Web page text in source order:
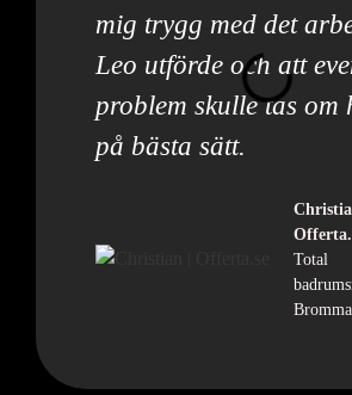
mig trygg med det
Leo utförde och att
problem skulle tas om
på bästa sätt.
Total